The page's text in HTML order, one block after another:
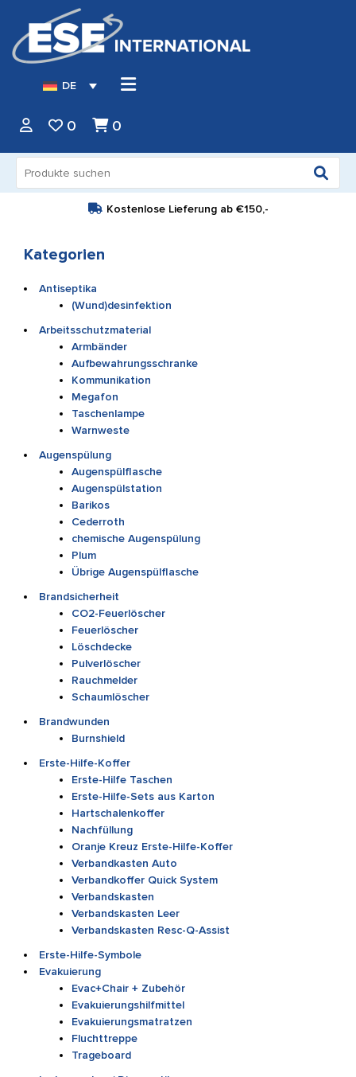
DE
0 0
nach:
Kostenlose Lieferung ab €150,-
Kategorien
Antiseptika
(Wund)desinfektion
Arbeitsschutzmaterial
Armbänder
Aufbewahrungsschranke
Kommunikation
Megafon
Taschenlampe
Warnweste
Augenspülung
Augenspülflasche
Augenspülstation
Barikos
Cederroth
chemische Augenspülung
Plum
Übrige Augenspülflasche
Brandsicherheit
CO2-Feuerlöscher
Feuerlöscher
Löschdecke
Pulverlöscher
Rauchmelder
Schaumlöscher
Brandwunden
Burnshield
Erste-Hilfe-Koffer
Erste-Hilfe Taschen
Erste-Hilfe-Sets aus Karton
Hartschalenkoffer
Nachfüllung
Oranje Kreuz Erste-Hilfe-Koffer
Verbandkasten Auto
Verbandkoffer Quick System
Verbandskasten
Verbandskasten Leer
Verbandskasten Resc-Q-Assist
Erste-Hilfe-Symbole
Evakuierung
Evac+Chair + Zubehör
Evakuierungshilfmittel
Evakuierungsmatratzen
Fluchttreppe
Trageboard